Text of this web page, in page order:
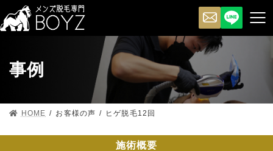
事例
HOME お客様の声 ヒゲ脱毛12回
施術概要